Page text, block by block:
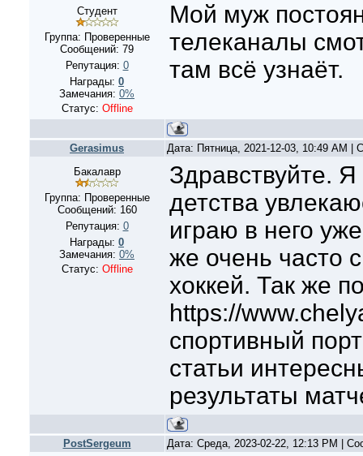
Студент
Группа: Проверенные
Сообщений: 79
Репутация: 0
Награды: 0
Замечания: 0%
Статус: Offline
Мой муж
телеканалы
там всё узнаёт.
Gerasimus
Дата: Пятница, 2021-12-03, 10:49 AM |
Бакалавр
Группа: Проверенные
Сообщений: 160
Репутация: 0
Награды: 0
Замечания: 0%
Статус: Offline
Здравствуйте. Я
детства
играю в него
же очень часто
хоккей. Так же
https://
спортивный
статьи
результаты
PostSergeum
Дата: Среда, 2023-02-22, 12:13 PM |